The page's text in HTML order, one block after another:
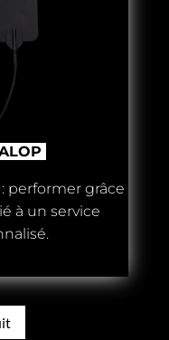
performer grâce
à un service